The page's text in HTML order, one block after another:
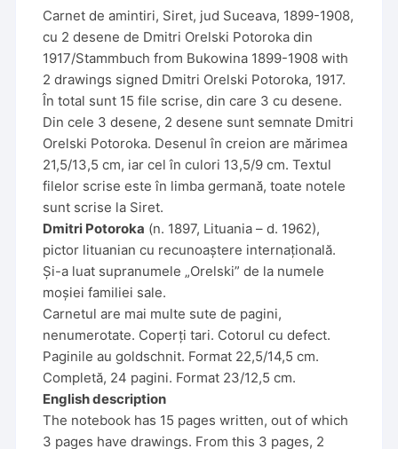
Carnet de amintiri, Siret, jud Suceava, 1899-1908,
cu 2 desene de Dmitri Orelski Potoroka din
1917/Stammbuch from Bukowina 1899-1908 with
2 drawings signed Dmitri Orelski Potoroka, 1917.
În total sunt 15 file scrise, din care 3 cu desene.
Din cele 3 desene, 2 desene sunt semnate Dmitri
Orelski Potoroka. Desenul în creion are mărimea
21,5/13,5 cm, iar cel în culori 13,5/9 cm. Textul
filelor scrise este în limba germană, toate notele
sunt scrise la Siret.
Dmitri Potoroka (n. 1897, Lituania – d. 1962),
pictor lituanian cu recunoaștere internațională.
Și-a luat supranumele „Orelski” de la numele
moșiei familiei sale.
Carnetul are mai multe sute de pagini,
nenumerotate. Coperți tari. Cotorul cu defect.
Paginile au goldschnit. Format 22,5/14,5 cm.
Completă, 24 pagini. Format 23/12,5 cm.
English description
The notebook has 15 pages written, out of which
3 pages have drawings. From this 3 pages, 2